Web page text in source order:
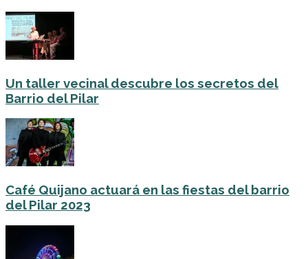
Un taller vecinal descubre los secretos del
Barrio del Pilar
Café Quijano actuará en las fiestas del barrio
del Pilar 2023